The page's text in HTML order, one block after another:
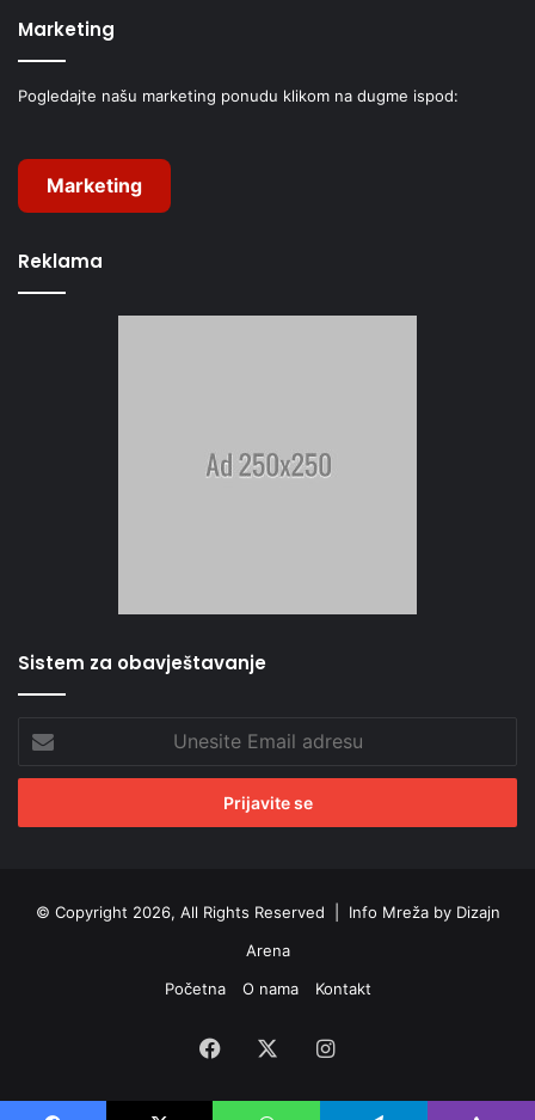
Marketing
Pogledajte našu marketing ponudu klikom na dugme ispod:
Marketing
Reklama
Sistem za obavještavanje
Unesite
Email
adresu
© Copyright 2026, All Rights Reserved | Info Mreža by Dizajn
Arena
Početna
O nama Kontakt
Facebook Instagram